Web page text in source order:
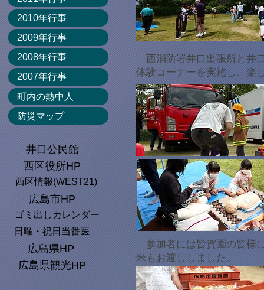
西消防署井口出張所と井
体験コーナーを実施し、楽
参加者には皆賀園の皆様
米もお渡ししました。
井口公民館
西区役所HP
西区情報(WEST21)
広島市HP
ゴミ出しカレンダー
日曜・祝日当番医
広島県HP
広島県観光HP
2010年行事
2009年行事
2008年行事
2007年行事
町内の熱中人
防災マップ